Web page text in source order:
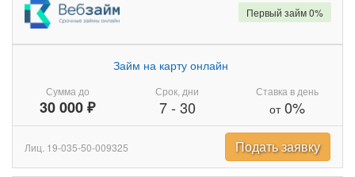
Сумма до
30 000 ₽
Займ на карту онлайн
Срок, дни
7- 30
Ставка в день
от0%
Первый займ 0%
Лиц. 19-035-50-009325 Подать заявку